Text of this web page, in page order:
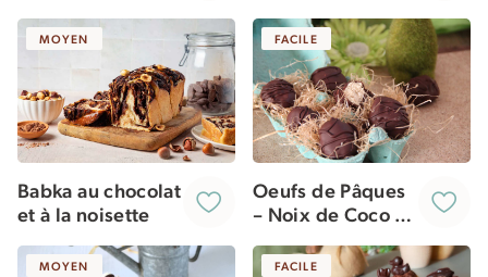
[vegan]
MOYEN
Babka au chocolat
et à la noisette
FACILE
Oeufs de Pâques
– Noix de Coco &
MOYEN FACILE